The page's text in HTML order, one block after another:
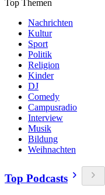
Top Themen
Nachrichten
Kultur
Sport
Politik
Religion
Kinder
DJ
Comedy
Campusradio
Interview
Musik
Bildung
Weihnachten
Top Podcasts